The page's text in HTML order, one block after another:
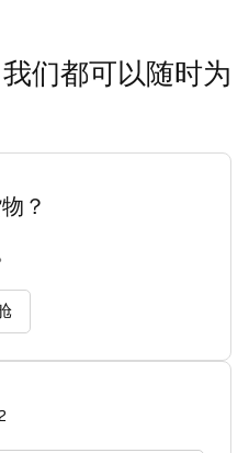
们都可以随时为
？